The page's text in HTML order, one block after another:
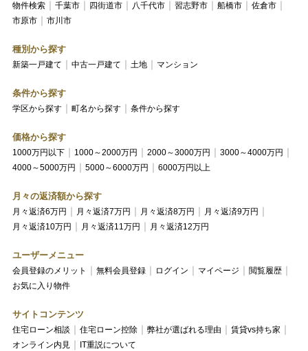
物件検索 千葉市 四街道市 八千代市 習志野市 船橋市
佐倉市
市原市
市川市
種別から探す
新築一戸建て 中古一戸建て 土地 マンション
条件から探す
学区から探す 町名から探す 条件から探す
価格から探す
1000万円以下 1000～2000万円 2000～3000万円
3000～4000万円
4000～5000万円
5000～6000万円 6000万円以上
月々の返済額から探す
月々返済6万円 月々返済7万円 月々返済8万円
月々返済9万円
月々返済10万円
月々返済11万円 月々返済12万円
ユーザーメニュー
会員登録のメリット 無料会員登録 ログイン マイページ
閲覧履歴
お気に入り物件
サイトコンテンツ
住宅ローン相談 住宅ローン控除 弊社が選ばれる理由
賃貸vs持ち家
オンライン内見
IT重説について